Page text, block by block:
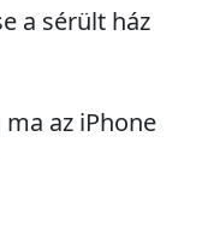
a sérült ház
az iPhone